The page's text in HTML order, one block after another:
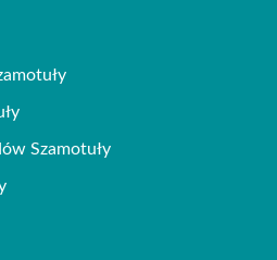
Szamotuły